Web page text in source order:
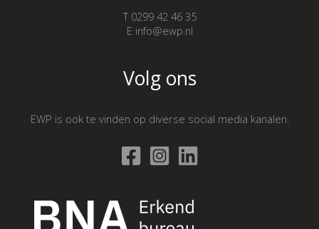
T 0299 42 46 35
E info@ewp.nl
Volg ons
EWP is ook te vinden op diverse social media kanalen.